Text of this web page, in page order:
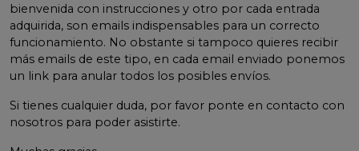
bienvenida con instrucciones y otro por cada entrada
adquirida, son emails indispensables para un correcto
funcionamiento. No obstante si tampoco quieres recibir
más emails de este tipo, en cada email enviado ponemos
un link para anular todos los posibles envíos.
Si tienes cualquier duda, por favor ponte en contacto con
nosotros para poder asistirte.